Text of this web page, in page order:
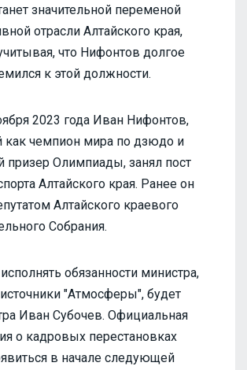
значительной переменой
отрасли Алтайского края,
что Нифонтов долгое
к этой должности.
2023 года Иван Нифонтов,
как чемпион мира по дзюдо и
призер Олимпиады, занял пост
Алтайского края. Ранее он
Алтайского краевого
Собрания.
обязанности министра,
"Атмосферы", будет
Иван Субочев. Официальная
о кадровых перестановках
в начале следующей